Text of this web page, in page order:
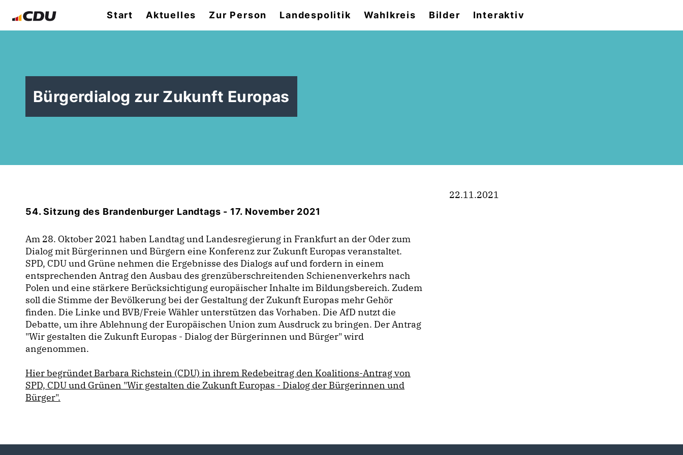
Start Aktuelles Zur Person Landespolitik Wahlkreis Bilder Interaktiv
Bürgerdialog zur Zukunft Europas
54. Sitzung des Brandenburger Landtags - 17. November 2021
Am 28. Oktober 2021 haben Landtag und Landesregierung in Frankfurt an der Oder zum
Dialog mit Bürgerinnen und Bürgern eine Konferenz zur Zukunft Europas veranstaltet.
SPD, CDU und Grüne nehmen die Ergebnisse des Dialogs auf und fordern in einem
entsprechenden Antrag den Ausbau des grenzüberschreitenden Schienenverkehrs nach
Polen und eine stärkere Berücksichtigung europäischer Inhalte im Bildungsbereich. Zudem
soll die Stimme der Bevölkerung bei der Gestaltung der Zukunft Europas mehr Gehör
finden. Die Linke und BVB/Freie Wähler unterstützen das Vorhaben. Die AfD nutzt die
Debatte, um ihre Ablehnung der Europäischen Union zum Ausdruck zu bringen. Der Antrag
"Wir gestalten die Zukunft Europas - Dialog der Bürgerinnen und Bürger" wird
angenommen.
Hier begründet Barbara Richstein (CDU) in ihrem Redebeitrag den Koalitions-Antrag von
SPD, CDU und Grünen "Wir gestalten die Zukunft Europas - Dialog der Bürgerinnen und
Bürger".
22.11.2021